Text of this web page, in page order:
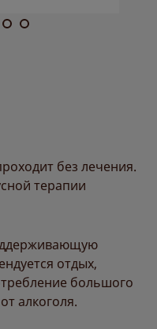
без лечения.
терапии
отдых,
большого
алкоголя.